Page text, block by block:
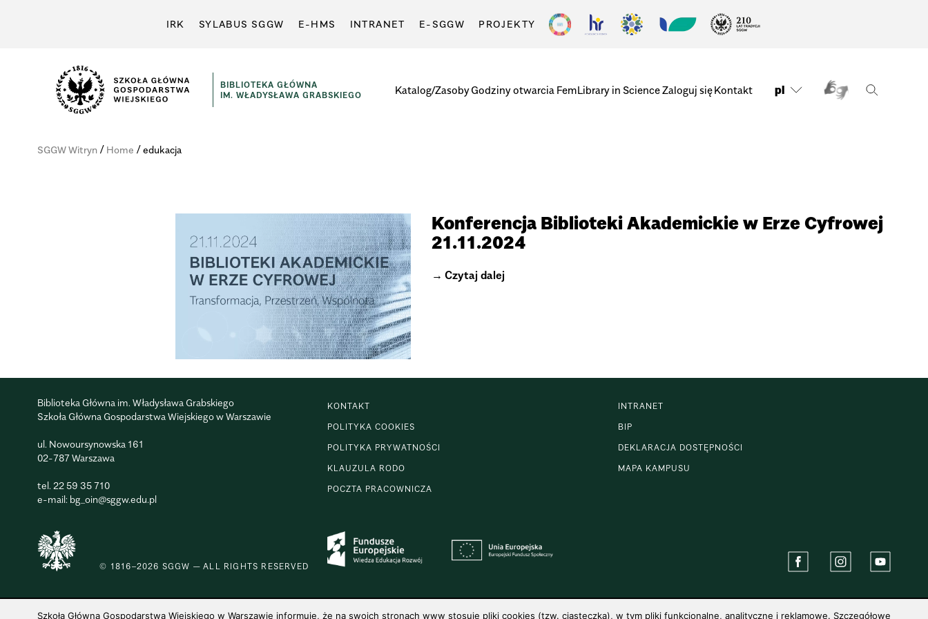
IRK SYLABUS SGGW E-HMS INTRANET E-SGGW PROJEKTY
Gospodarstwa
BIBLIOTEKA GŁÓWNA
IM. WŁADYSŁAWA GRABSKIEGO
Katalog/ZasobyGodziny otwarcia FemLibrary in ScienceZaloguj sięKontakt pl
SGGW Witryn/ Home /edukacja
Konferencja Biblioteki Akademickie w Erze Cyfrowej
21.11.2024
Czytaj dalej
Biblioteka Główna im. Władysława Grabskiego
Szkoła Główna Gospodarstwa Wiejskiego w Warszawie
ul. Nowoursynowska 161
02-787 Warszawa
tel. 22 59 35 710
e-mail: bg_oin@sggw.edu.pl
KONTAKT
POLITYKA COOKIES
POLITYKA PRYWATNOŚCI
KLAUZULA RODO
POCZTA PRACOWNICZA
INTRANET
BIP
DEKLARACJA DOSTĘPNOŚCI
MAPA KAMPUSU
© 1816–2026 SGGW — ALL RIGHTS RESERVED
Szkoła Główna Gospodarstwa Wiejskiego w Warszawie informuje, że na swoich stronach www stosuje pliki cookies (tzw. ciasteczka), w tym pliki funkcjonalne, analityczne i reklamowe. Szczegółowe